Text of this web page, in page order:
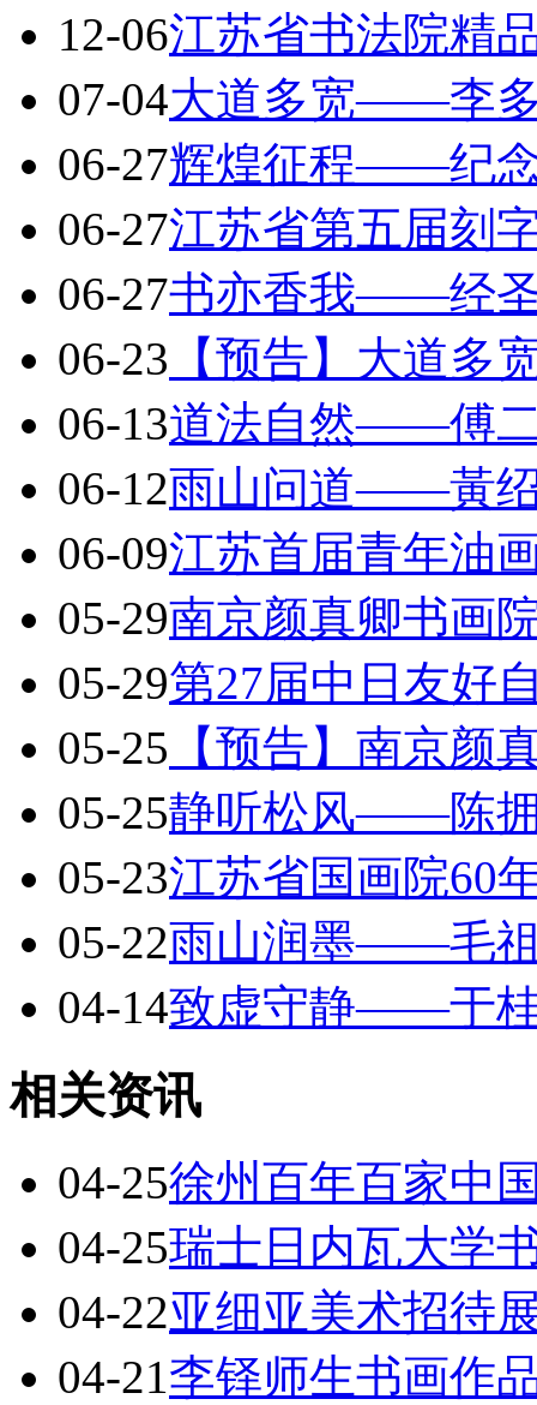
12-06江苏省书法院精
07-04大道多宽——李
06-27辉煌征程——纪
06-27江苏省第五届刻
06-27书亦香我——经
06-23 【预告】大道
06-13道法自然——傅
06-12雨山问道——黃
06-09江苏首届青年油
05-29南京颜真卿书画
05-29第27届中日友好
05-25 【预告】南京颜
05-25静听松风——陈
05-23江苏省国画院60
05-22雨山润墨——毛
04-14致虚守静——于
相关资讯
04-25徐州百年百家中
04-25瑞士日内瓦大学
04-22亚细亚美术招待
04-21李铎师生书画作